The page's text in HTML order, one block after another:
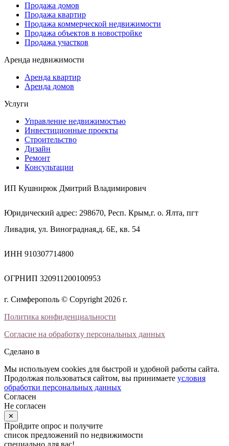
Продажа домов
Продажа квартир
Продажа коммерческой недвижимости
Продажа объектов в новостройке
Продажа участков
Аренда недвижимости
Аренда квартир
Аренда домов
Услуги
Управление недвижимостью
Инвестиционные проекты
Строительство
Дизайн
Ремонт
Консультации
ИП Кушнирюк Дмитрий Владимирович
Юридический адрес: 298670, Респ. Крым,г. о. Ялта, пгт
Ливадия, ул. Виноградная,д. 6Е, кв. 54
ИНН 910307714800
ОГРНИП 320911200100953
г. Симферополь © Copyright 2026 г.
Политика конфиденциальности
Согласие на обработку персональных данных
Сделано в
Мы используем cookies для быстрой и удобной работы сайта.
Продолжая пользоваться сайтом, вы принимаете условия
обработки персональных данных
Согласен
Не согласен
✕
Пройдите опрос и получите
список предложений по недвижимости
специально для вас!